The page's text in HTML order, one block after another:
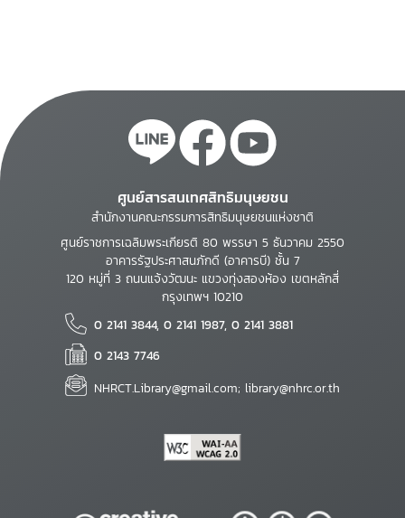
ศูนย์สารสนเทศสิทธิมนุษยชน
สำนักงานคณะกรรมการสิทธิมนุษยชนแห่งชาติ
ศูนย์ราชการเฉลิมพระเกียรติ 80 พรรษา 5 ธันวาคม 2550
อาคารรัฐประศาสนภักดี (อาคารบี) ชั้น 7
120 หมู่ที่ 3 ถนนแจ้งวัฒนะ แขวงทุ่งสองห้อง เขตหลักสี่
กรุงเทพฯ 10210
0 2141 3844, 0 2141 1987, 0 2141 3881
0 2143 7746
NHRCT.Library@gmail.com; library@nhrc.or.th